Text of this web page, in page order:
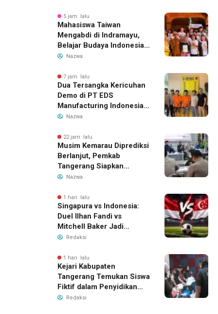
5 jam lalu
Mahasiswa Taiwan
Mengabdi di Indramayu,
Belajar Budaya Indonesia
dan Edukasi Pekerja
Nazwa
7 jam lalu
Dua Tersangka Kericuhan
Demo di PT EDS
Manufacturing Indonesia
Ditahan, Polda Banten
Pengelolaan Limbah
Nazwa
22 jam lalu
Musim Kemarau Diprediksi
Berlanjut, Pemkab
Tangerang Siapkan
Langkah Antisipasi Krisis
Nazwa
1 hari lalu
Singapura vs Indonesia:
Duel Ilhan Fandi vs
Mitchell Baker Jadi
Sorotan di Piala AFF 2026
Redaksi
1 hari lalu
Kejari Kabupaten
Tangerang Temukan Siswa
Fiktif dalam Penyidikan
Dana BOP PKBM
Redaksi